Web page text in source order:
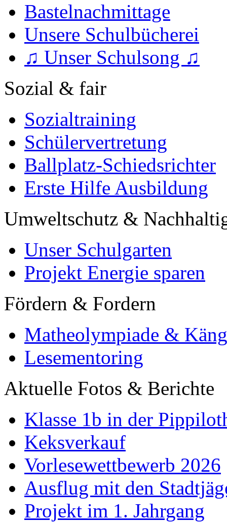
Bastelnachmittage
Unsere Schulbücherei
♫ Unser Schulsong ♫
Sozial & fair
Sozialtraining
Schülervertretung
Ballplatz-Schiedsrichter
Erste Hilfe Ausbildung
Umweltschutz &
Unser Schulgarten
Projekt Energie sparen
Fördern & Fordern
Matheolympiade &
Lesementoring
Aktuelle Fotos & Berichte
Klasse 1b in der
Keksverkauf
Vorlesewettbewerb 2026
Ausflug mit den
Projekt im 1. Jahrgang